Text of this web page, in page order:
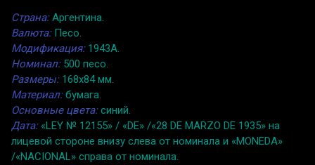
Страна:Аргентина.
Валюта:Песо.
Модификация:1943A.
Номинал:500 песо.
Размеры:168x84 мм.
Материал:бумага.
Основные цвета:синий.
Дата:«LEY № 12155» / «DE» /«28 DE MARZO DE 1935» на
лицевой стороне внизу слева от номинала и «MONEDA»
/«NACIONAL» справа от номинала.